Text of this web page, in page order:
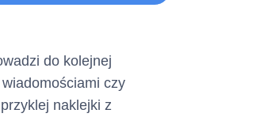
do kolejnej
czy
naklejki z